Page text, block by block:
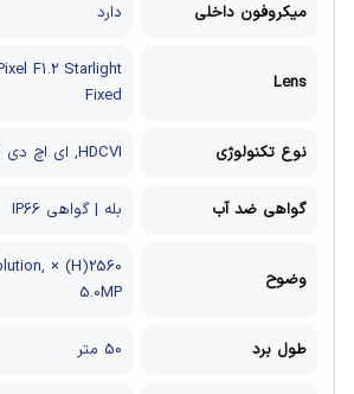
میکروفون داخلی دارد
Lens
F1.2 Starlight
Fixed
نوع تکنولوژی HDCVI, ای اچ دی (AHD)
گواهی ضد آب بله | گواهی IP66
وضوح
5.0MP
طول برد 50 متر